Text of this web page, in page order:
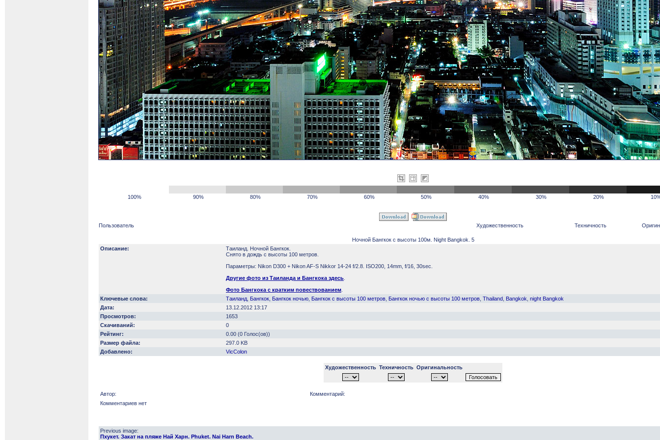
100% 90% 80% 70% 60% 50% 40% 30% 20%
Пользователь Художественность Техничность
Ночной Бангкок с высоты 100м. Night Bangkok. 5
Описание:
Таиланд. Ночной Бангкок.
Снято в дождь с высоты 100 метров.
Параметры: Nikon D300 + Nikon AF-S Nikkor 14-24 f/2.8. ISO200, 14mm, f/16, 30sec.
Другие фото из Таиланда и Бангкока здесь
Фото Бангкока с кратким повествованием
Ключевые слова:
Таиланд Бангкок Бангкок ночью Бангкок с высоты 100 метров Бангкок ночью с высоты 100 метров Thailand Bangkok night Bangkok
Дата:
13.12.2012 13:17
Просмотров:
1653
Скачиваний:
0
Рейтинг:
0.00 (0 Голос(ов))
Размер файла:
297.0 KB
Добавлено:
VicColon
Художественность Техничность Оригинальность
Автор:
Комментарий:
Комментариев нет
Previous image:
Пхукет. Закат на пляже Най Харн. Phuket. Nai Harn Beach.